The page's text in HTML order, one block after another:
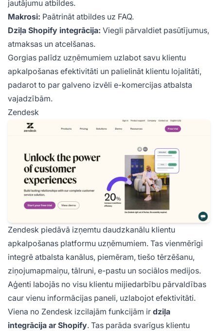
jautājumu atbildes.
Makrosi: Paātrināt atbildes uz FAQ.
Dziļa Shopify integrācija: Viegli pārvaldiet pasūtījumus,
atmaksas un atcelšanas.
Gorgias palīdz uzņēmumiem uzlabot savu klientu
apkalpošanas efektivitāti un palielināt klientu lojalitāti,
padarot to par galveno izvēli e-komercijas atbalsta
vajadzībām.
Zendesk
Zendesk piedāvā izņemtu daudzkanālu klientu
apkalpošanas platformu uzņēmumiem. Tas vienmērīgi
integrē atbalsta kanālus, piemēram, tiešo tērzēšanu,
ziņojumapmaiņu, tālruni, e-pastu un sociālos medijos.
Aģenti labojās no visu klientu mijiedarbību pārvaldības
caur vienu informācijas paneli, uzlabojot efektivitāti.
Viena no Zendesk izcilajām funkcijām ir dziļa
integrācija ar Shopify. Tas parāda svarīgus klientu